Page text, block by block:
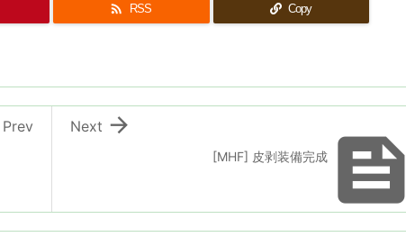
 RSS Copy

[MHF] 皮剥装備完成

Next
Prev